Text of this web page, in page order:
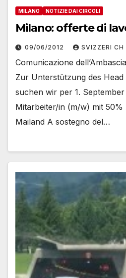
MILANO NOTIZIE DAI CIRCOLI
Milano: offerte di
09/06/2012 SVIZZERI CH
Comunicazione
Zur Unterstützung des
suchen wir per 1. September
Mitarbeiter/in (m/w) mit
Mailand A sostegno del…